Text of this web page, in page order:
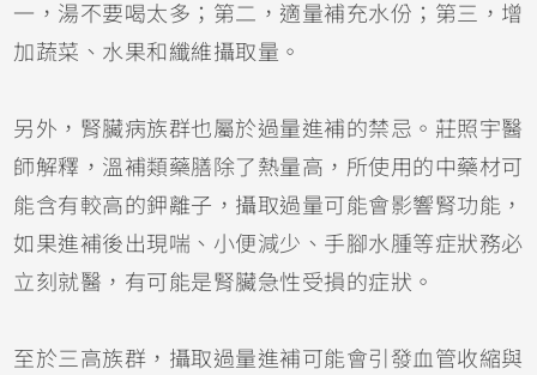
一，湯不要喝太多；第二，適量補充水份；第三，增
加蔬菜、水果和纖維攝取量。
另外，腎臟病族群也屬於過量進補的禁忌。莊照宇醫
師解釋，溫補類藥膳除了熱量高，所使用的中藥材可
能含有較高的鉀離子，攝取過量可能會影響腎功能，
如果進補後出現喘、小便減少、手腳水腫等症狀務必
立刻就醫，有可能是腎臟急性受損的症狀。
至於三高族群，攝取過量進補可能會引發血管收縮與